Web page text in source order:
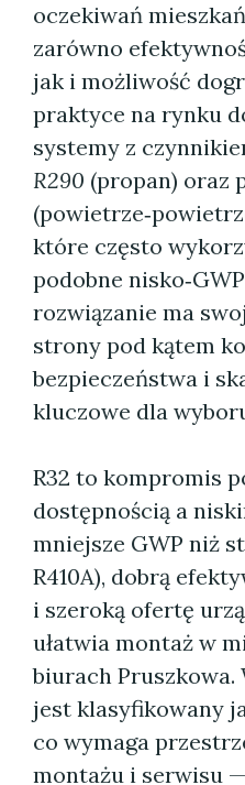
oczekiwań
zarówno
jak i możliwość
praktyce na rynku
systemy z
R290 (propan) oraz
które często
podobne
rozwiązanie ma
strony pod kątem
bezpieczeństwa i
kluczowe dla
R32 to kompromis
dostępnością a
mniejsze GWP niż
R410A), dobrą
i szeroką ofertę
ułatwia montaż w
biurach Pruszkowa.
jest klasyfikowany
co wymaga
montażu i serwisu